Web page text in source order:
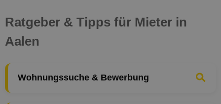
Ratgeber & Tipps für Mieter in
Aalen
Wohnungssuche & Bewerbung